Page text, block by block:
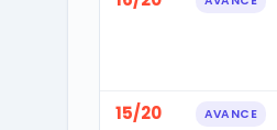
15/20 AVANCE